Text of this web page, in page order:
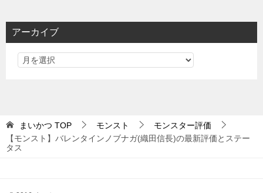
アーカイブ
まいかつ TOP モンスト
モンスター評価
【モンスト】バレンタインノブナガ(織田信長)の最新評価とステー
タス